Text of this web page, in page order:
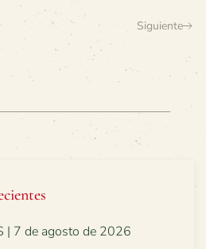
Siguiente
| 7 de agosto de 2026